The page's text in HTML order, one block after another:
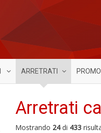
ARRETRATI
Arretrati
Mostrando 24di 433